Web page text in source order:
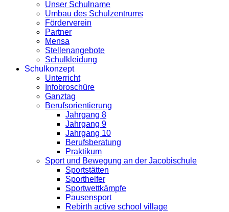
Unser Schulname
Umbau des Schulzentrums
Förderverein
Partner
Mensa
Stellenangebote
Schulkleidung
Schulkonzept
Unterricht
Infobroschüre
Ganztag
Berufsorientierung
Jahrgang 8
Jahrgang 9
Jahrgang 10
Berufsberatung
Praktikum
Sport und Bewegung an der Jacobischule
Sportstätten
Sporthelfer
Sportwettkämpfe
Pausensport
Rebirth active school village